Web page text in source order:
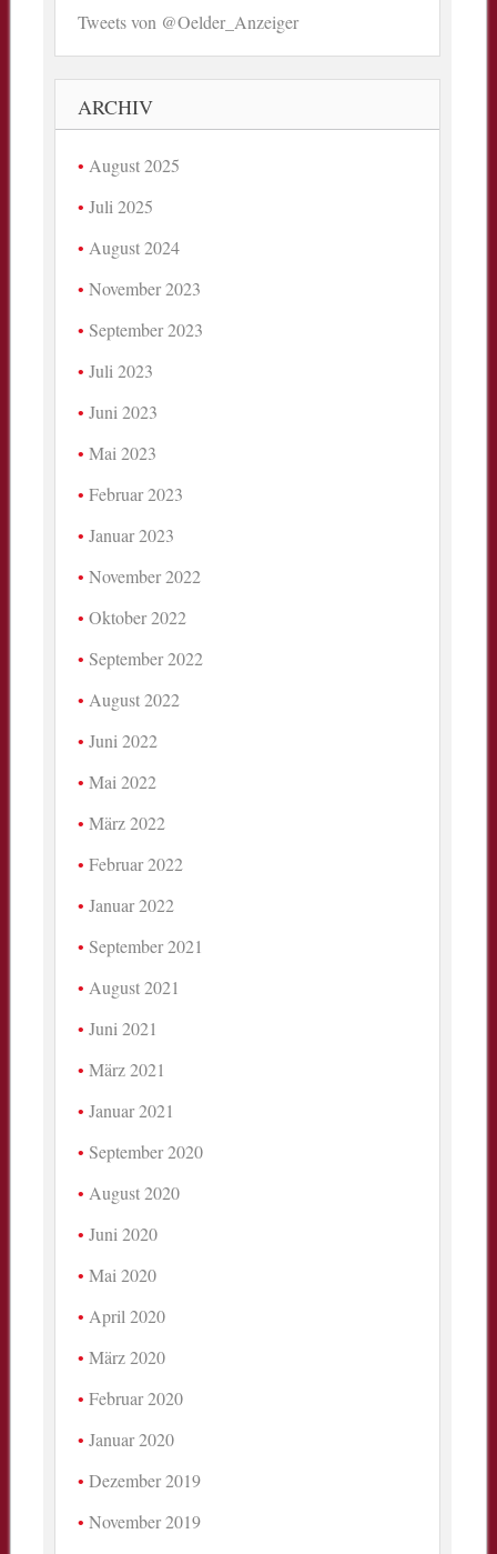
Tweets von @Oelder_Anzeiger
ARCHIV
August 2025
Juli 2025
August 2024
November 2023
September 2023
Juli 2023
Juni 2023
Mai 2023
Februar 2023
Januar 2023
November 2022
Oktober 2022
September 2022
August 2022
Juni 2022
Mai 2022
März 2022
Februar 2022
Januar 2022
September 2021
August 2021
Juni 2021
März 2021
Januar 2021
September 2020
August 2020
Juni 2020
Mai 2020
April 2020
März 2020
Februar 2020
Januar 2020
Dezember 2019
November 2019